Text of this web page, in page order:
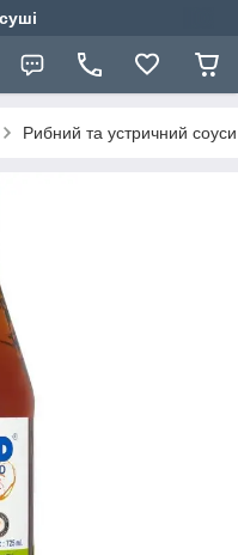
Рибний та устричний соуси